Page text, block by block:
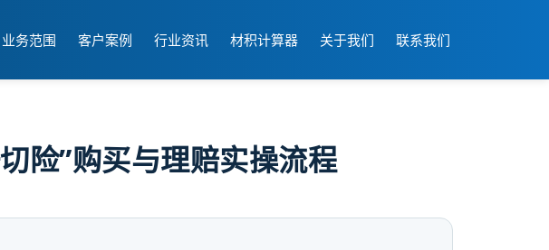
业务范围 客户案例 行业资讯 材积计算器 关于我们 联系我们
险”购买与理赔实操流程